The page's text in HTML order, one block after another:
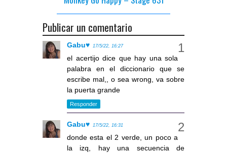
Publicar un comentario
Gabu♥ 17/5/22, 16:27
el acertijo dice que hay una sola
palabra en el diccionario que se
escribe mal,, o sea wrong, va sobre
la puerta grande
Responder
Gabu♥ 17/5/22, 16:31
donde esta el 2 verde, un poco a
la izq, hay una secuencia de